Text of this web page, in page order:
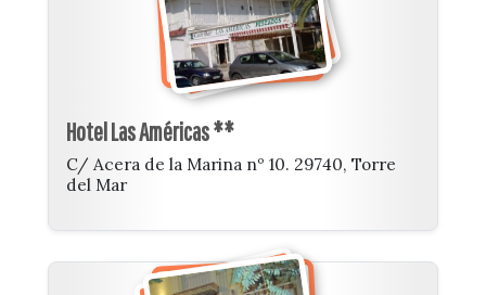
Hotel Las Américas **
C/ Acera de la Marina nº 10. 29740, Torre
del Mar